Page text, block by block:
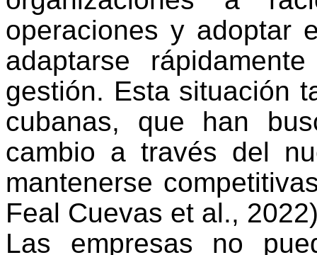
operaciones y adoptar
adaptarse
gestión. Esta situación
cubanas, que han
cambio a través del
mantenerse
Feal Cuevas et al.,
Las empresas no